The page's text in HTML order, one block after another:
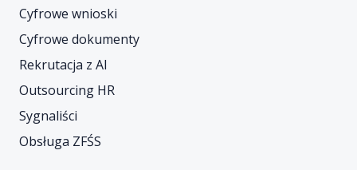
Cyfrowe wnioski
Cyfrowe dokumenty
Rekrutacja z AI
Outsourcing HR
Sygnaliści
Obsługa ZFŚS